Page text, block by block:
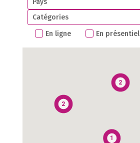
En ligne En présentiel
1
2
2